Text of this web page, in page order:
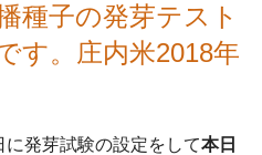
種子の発芽テスト
す。庄内米2018年
発芽試験の設定をして本日